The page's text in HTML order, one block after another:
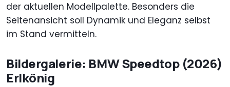
der aktuellen Modellpalette. Besonders die
Seitenansicht soll Dynamik und Eleganz selbst
im Stand vermitteln.
Bildergalerie: BMW Speedtop (2026)
Erlkönig